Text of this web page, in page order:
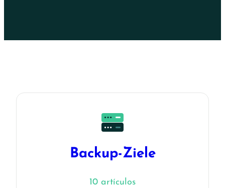
Backup-Ziele
10 artículos